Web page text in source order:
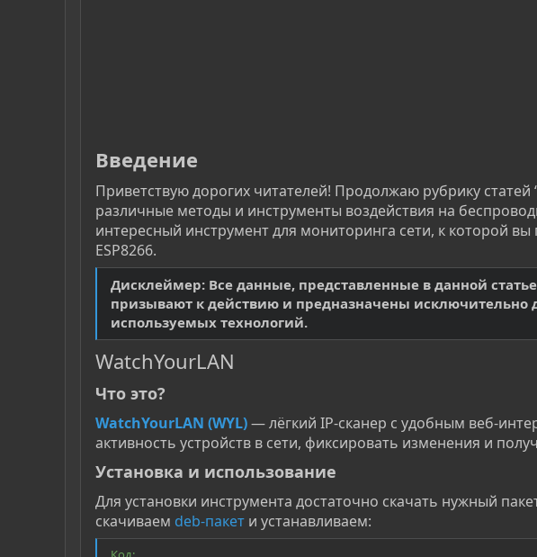
Введение
Приветствую дорогих читателей! Продолжаю рубрику статей
различные методы и инструменты воздействия на
интересный инструмент для мониторинга сети, к которой
ESP8266.
Дисклеймер: Все данные, представленные в данной
призывают к действию и предназначены
используемых технологий.
WatchYourLAN
Что это?​
WatchYourLAN (WYL)— лёгкий IP-сканер с удобным веб-
активность устройств в сети, фиксировать изменения и
Установка и использование​
Для установки инструмента достаточно скачать нужный
скачиваем deb-пакет и устанавливаем: